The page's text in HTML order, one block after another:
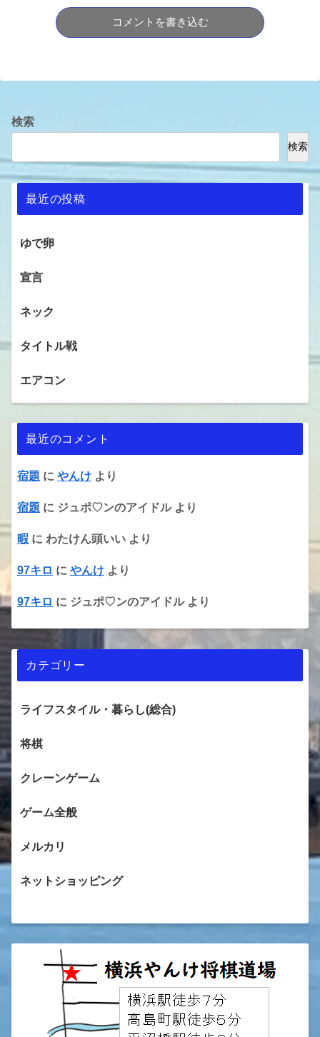
コメントを書き込む
検索
検索
最近の投稿
ゆで卵
宣言
ネック
タイトル戦
エアコン
最近のコメント
宿題 に やんけ より
宿題 に ジュポ♡ンのアイドルより
暇 に わたけん頭いい より
97キロ に やんけ より
97キロ に ジュポ♡ンのアイドルより
カテゴリー
ライフスタイル・暮らし(総合)
将棋
クレーンゲーム
ゲーム全般
メルカリ
ネットショッピング